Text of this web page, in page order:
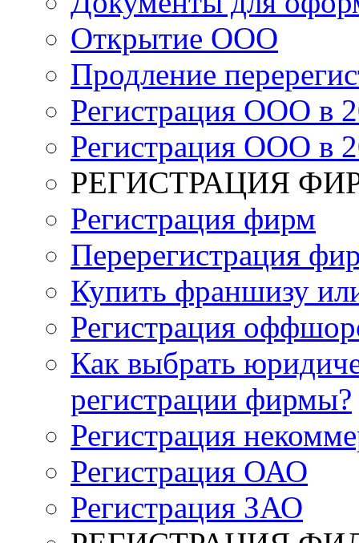
Открытие ООО
Продление
Регистрация ООО в
Регистрация ООО в
РЕГИСТРАЦИЯ
Регистрация фирм
Перерегистрация
Купить франшизу
Регистрация
Как выбрать
регистрации фирмы?
Регистрация
Регистрация ОАО
Регистрация ЗАО